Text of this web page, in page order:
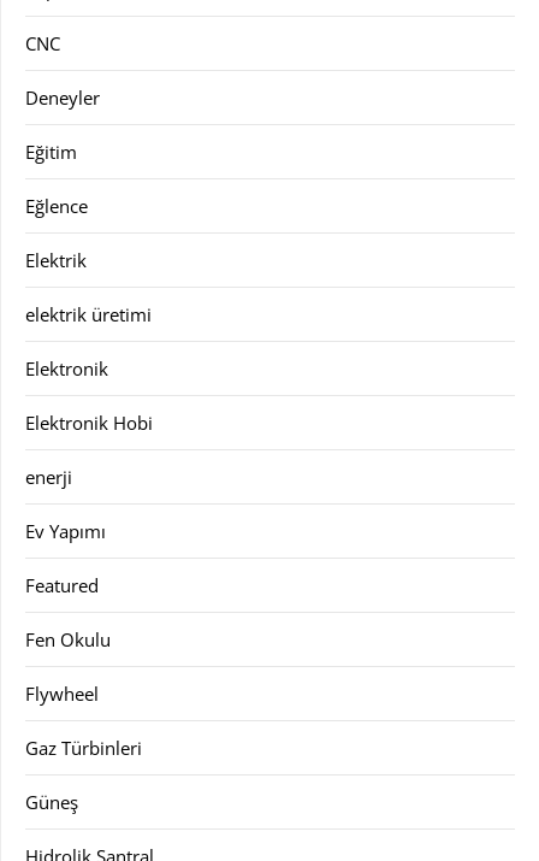
CNC
Deneyler
Eğitim
Eğlence
Elektrik
elektrik üretimi
Elektronik
Elektronik Hobi
enerji
Ev Yapımı
Featured
Fen Okulu
Flywheel
Gaz Türbinleri
Güneş